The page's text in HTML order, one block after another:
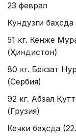
23 феврал
Кундузги баҳсда
51 кг. Кенже
(Ҳиндистон)
80 кг. Бекзат
(Сербия)
92 кг. Абзал
(Грузия)
Кечки баҳсда